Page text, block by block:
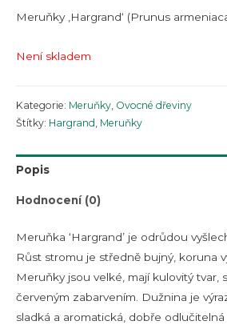
Meruňky ‚Hargrand‘ (Prunus
Není skladem
Kategorie: Meruňky Ovocné dřeviny
Štítky: Hargrand Meruňky
Popis
Hodnocení (0)
Meruňka ‘Hargrand’ je odrůdou
Růst stromu je středně bujný, koruna
Meruňky jsou velké, mají kulovitý tvar,
červeným zabarvením. Dužnina je
sladká a aromatická, dobře